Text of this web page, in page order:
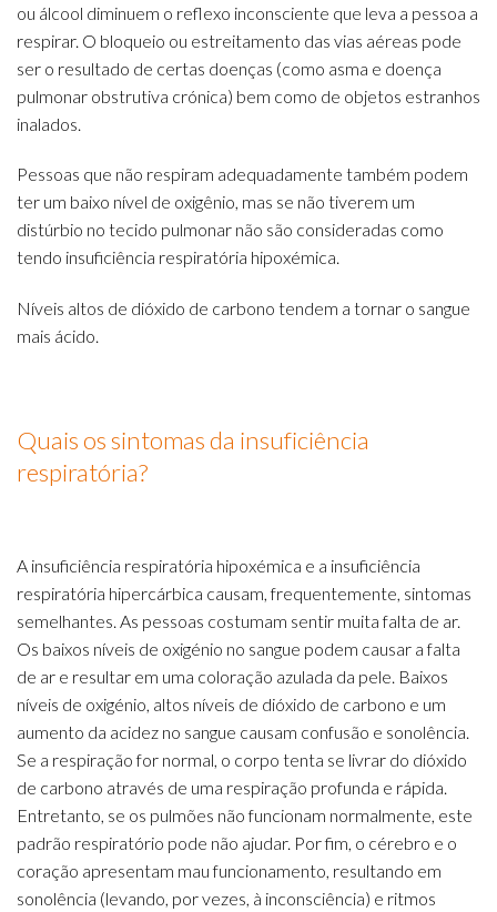
ou álcool diminuem o reflexo inconsciente que leva a pessoa a
respirar. O bloqueio ou estreitamento das vias aéreas pode
ser o resultado de certas doenças (como asma e doença
pulmonar obstrutiva crónica) bem como de objetos estranhos
inalados.
Pessoas que não respiram adequadamente também podem
ter um baixo nível de oxigênio, mas se não tiverem um
distúrbio no tecido pulmonar não são consideradas como
tendo insuficiência respiratória hipoxémica.
Níveis altos de dióxido de carbono tendem a tornar o sangue
mais ácido.
Quais os sintomas da insuficiência
respiratória?
A insuficiência respiratória hipoxémica e a insuficiência
respiratória hipercárbica causam, frequentemente, sintomas
semelhantes. As pessoas costumam sentir muita falta de ar.
Os baixos níveis de oxigénio no sangue podem causar a falta
de ar e resultar em uma coloração azulada da pele. Baixos
níveis de oxigénio, altos níveis de dióxido de carbono e um
aumento da acidez no sangue causam confusão e sonolência.
Se a respiração for normal, o corpo tenta se livrar do dióxido
de carbono através de uma respiração profunda e rápida.
Entretanto, se os pulmões não funcionam normalmente, este
padrão respiratório pode não ajudar. Por fim, o cérebro e o
coração apresentam mau funcionamento, resultando em
sonolência (levando, por vezes, à inconsciência) e ritmos